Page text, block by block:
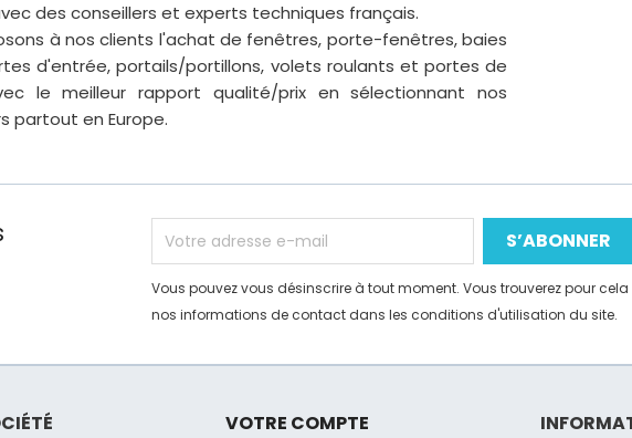
des conseillers et experts techniques français.
à nos clients l'achat de fenêtres, porte-fenêtres, baies
d'entrée, portails/portillons, volets roulants et portes de
le meilleur rapport qualité/prix en sélectionnant nos
partout en Europe.
Vous pouvez vous désinscrire à tout moment. Vous trouverez pour cela
nos informations de contact dans les conditions d'utilisation du site.
VOTRE COMPTE